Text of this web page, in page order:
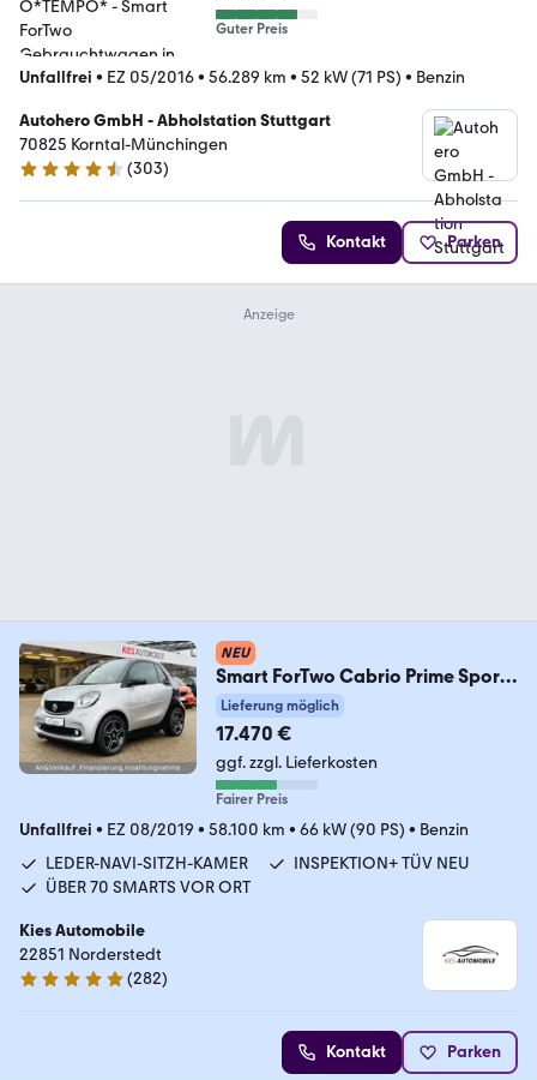
Guter Preis
Unfallfrei • EZ 05/2016• 56.289 km • 52 kW (71 PS) • Benzin
Autohero GmbH - Abholstation Stuttgart
70825 Korntal-Münchingen
4.4 Sterne
(303)
Kontakt Parken
NEU
Smart ForTwo Cabrio Prime Sport
90Ps NAVI/LEDER/KAMERA
Lieferung möglich
17.470 €
ggf. zzgl. Lieferkosten
Fairer Preis
Unfallfrei • EZ 08/2019 • 58.100 km • 66 kW (90 PS) • Benzin
LEDER-NAVI-SITZH-KAMER
INSPEKTION+ TÜV NEU
ÜBER 70 SMARTS VOR ORT
Kies Automobile
22851 Norderstedt
4.8 Sterne
(282)
Kontakt Parken